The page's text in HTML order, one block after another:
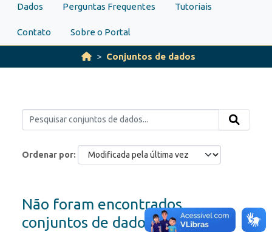
Dados Perguntas Frequentes Tutoriais
Contato Sobre o Portal
Conjuntos de dados
Ordenar por
Não foram encontrados
conjuntos de dados